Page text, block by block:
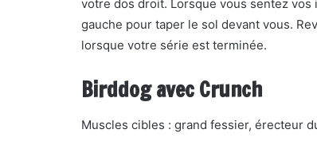
votre dos droit. Lorsque vous sentez
gauche pour taper le sol devant vous.
lorsque votre série est terminée.
Birddog avec Crunch
Muscles cibles : grand fessier, érecteur